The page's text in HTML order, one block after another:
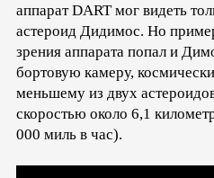
аппарат DART мог видеть
астероид Дидимос. Но
зрения аппарата попал и
бортовую камеру,
меньшему из двух
скоростью около 6,1
000 миль в час).